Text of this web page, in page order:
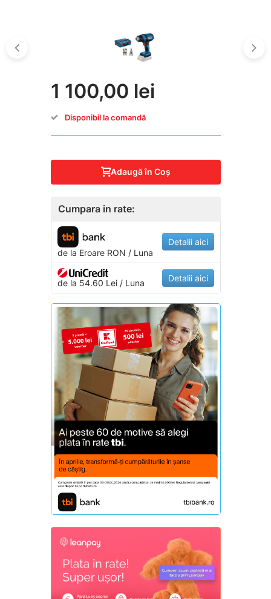
1 100,00 lei
Disponibil la comandă
Adaugă în Coş
Cumpara in rate:
de la EroareRON / Luna
Detalii aici
de la 54.60 Lei / Luna Detalii aici